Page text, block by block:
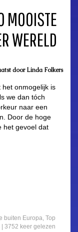
MOOISTE
WERELD
doorLinda Folkers
het onmogelijk is
we dan tóch
naar een
Door de hoge
het gevoel dat
buiten Europa, Top
| 3752 keer gelezen